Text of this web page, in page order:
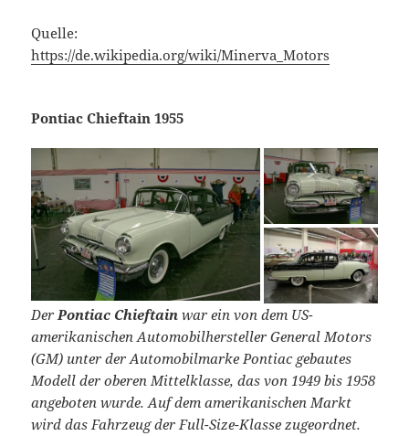
Quelle:
https://de.wikipedia.org/wiki/Minerva_Motors
Pontiac Chieftain 1955
DerPontiac Chieftain war ein von dem US-
amerikanischen Automobilhersteller General Motors
(GM) unter der Automobilmarke Pontiac gebautes
Modell der oberen Mittelklasse, das von 1949 bis 1958
angeboten wurde. Auf dem amerikanischen Markt
wird das Fahrzeug der Full-Size-Klasse zugeordnet.